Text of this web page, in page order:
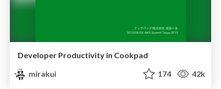
Developer Productivity in Cookpad
mirakui
174 42k